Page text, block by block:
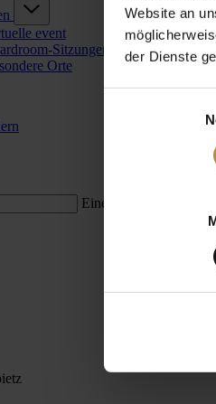
Website an
der Dienste
event
Sitzungen
Orte
Einen Suchbegriff